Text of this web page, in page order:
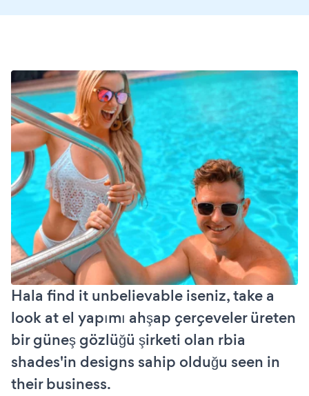
Hala find it unbelievable iseniz, take a
look at el yapımı ahşap çerçeveler üreten
bir güneş gözlüğü şirketi olan rbia
shades'in designs sahip olduğu seen in
their business.